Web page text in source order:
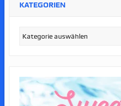
KATEGORIEN